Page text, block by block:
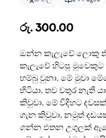
රු. 300.00
ඔන්න කැලැවේ ලොකු
කැලැවේ හිටපු
හම්බු වුනා. මේ මුවා
හිටියා. තව වතුර නැති
කිවුවා. මේ විදිහට
ගැන කිවුවා. නමුත්
ගන්න එතන උගුලක්